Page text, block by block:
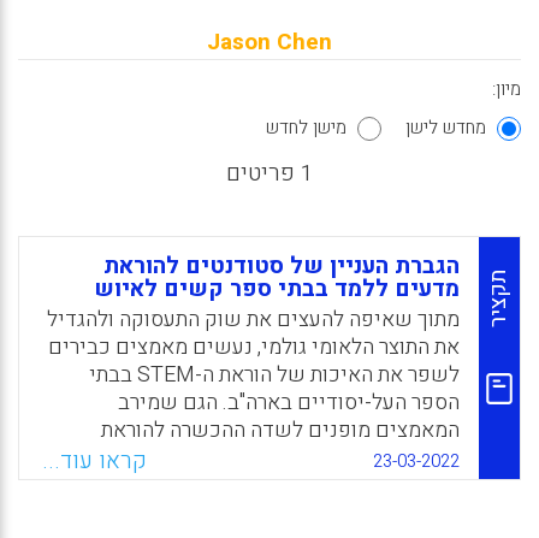
Jason Chen
מיון:
מחדש לישן
מישן לחדש
1 פריטים
תקציר
הגברת העניין של סטודנטים להוראת
מדעים ללמד בבתי ספר קשים לאיוש
מתוך שאיפה להעצים את שוק התעסוקה ולהגדיל
את התוצר הלאומי גולמי, נעשים מאמצים כבירים
לשפר את האיכות של הוראת ה-STEM בבתי
הספר העל-יסודיים בארה"ב. הגם שמירב
המאמצים מופנים לשדה ההכשרה להוראת
STEM, חשוב מאוד לבחון, עוד לפני כן, כפי
שעושה מאמר זה, את האתגר המכריע של גיוס
23-03-2022 קראו עוד...